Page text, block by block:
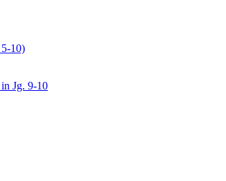
10)
Jg. 9-10